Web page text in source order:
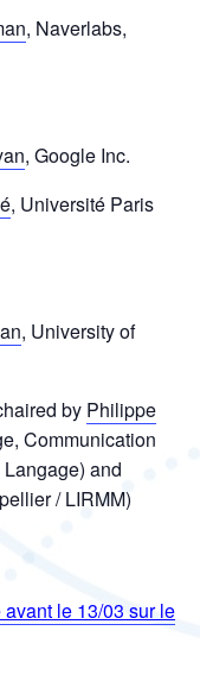
, Naverlabs,
, Google Inc.
, Université Paris
, University of
by Philippe
Communication
and
/ LIRMM)
le 13/03 sur le